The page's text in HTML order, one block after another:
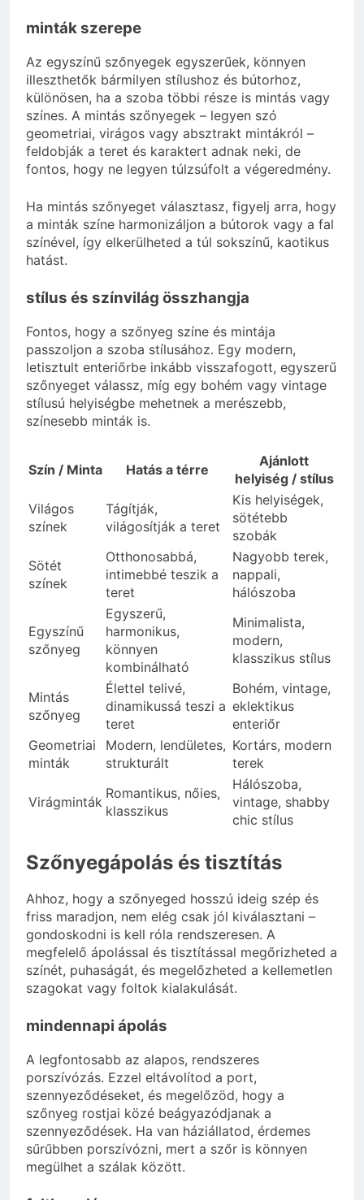
minták szerepe
Az egyszínű szőnyegek egyszerűek, könnyen
illeszthetők bármilyen stílushoz és bútorhoz,
különösen, ha a szoba többi része is mintás vagy
színes. A mintás szőnyegek – legyen szó
geometriai, virágos vagy absztrakt mintákról –
feldobják a teret és karaktert adnak neki, de
fontos, hogy ne legyen túlzsúfolt a végeredmény.
Ha mintás szőnyeget választasz, figyelj arra, hogy
a minták színe harmonizáljon a bútorok vagy a fal
színével, így elkerülheted a túl sokszínű, kaotikus
hatást.
stílus és színvilág összhangja
Fontos, hogy a szőnyeg színe és mintája
passzoljon a szoba stílusához. Egy modern,
letisztult enteriőrbe inkább visszafogott, egyszerű
szőnyeget válassz, míg egy bohém vagy vintage
stílusú helyiségbe mehetnek a merészebb,
színesebb minták is.
Szín / Minta Hatás a térre
Ajánlott
helyiség / stílus
Világos
színek
Tágítják,
világosítják a teret
Kis helyiségek,
sötétebb
szobák
Sötét
színek
Otthonosabbá,
intimebbé teszik a
teret
Nagyobb terek,
nappali,
hálószoba
Egyszínű
szőnyeg
Egyszerű,
harmonikus,
könnyen
kombinálható
Minimalista,
modern,
klasszikus stílus
Mintás
szőnyeg
Élettel telivé,
dinamikussá teszi a
teret
Bohém, vintage,
eklektikus
enteriőr
Geometriai
minták
Modern, lendületes,
strukturált
Kortárs, modern
terek
Virágminták
Romantikus, nőies,
klasszikus
Hálószoba,
vintage, shabby
chic stílus
Szőnyegápolás és tisztítás
Ahhoz, hogy a szőnyeged hosszú ideig szép és
friss maradjon, nem elég csak jól kiválasztani –
gondoskodni is kell róla rendszeresen. A
megfelelő ápolással és tisztítással megőrizheted a
színét, puhaságát, és megelőzheted a kellemetlen
szagokat vagy foltok kialakulását.
mindennapi ápolás
A legfontosabb az alapos, rendszeres
porszívózás. Ezzel eltávolítod a port,
szennyeződéseket, és megelőzöd, hogy a
szőnyeg rostjai közé beágyazódjanak a
szennyeződések. Ha van háziállatod, érdemes
sűrűbben porszívózni, mert a szőr is könnyen
megülhet a szálak között.